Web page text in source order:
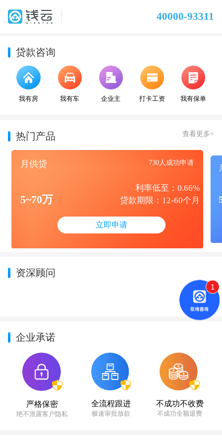
40000-93311
贷款咨询
我有房 我有车 企业主 打卡工资 我有保单
热门产品 查看更多+
月供贷 730人成功申请
5~70万
利率低至：0.66%
贷款期限：12-60个月
立即申请
资深顾问
企业承诺
严格保密
绝不泄露客户隐私
全流程跟进
极速审批放款
不成功不收费
不成功全额退费
1